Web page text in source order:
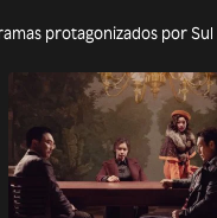
protagonizados por